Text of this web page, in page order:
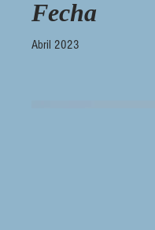
Fecha
Abril 2023